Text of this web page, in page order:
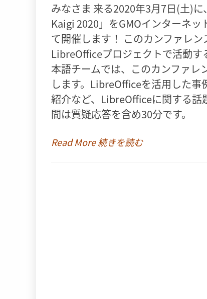
みなさま 来る2020年3月7日(土)
Kaigi 2020」をGMOインターネ
て開催します！ このカンファレ
LibreOfficeプロジェクトで活動
本語チームでは、このカンファ
します。LibreOfficeを活用した
紹介など、LibreOfficeに関する話
間は質疑応答を含め30分です。
Read More 続きを読む